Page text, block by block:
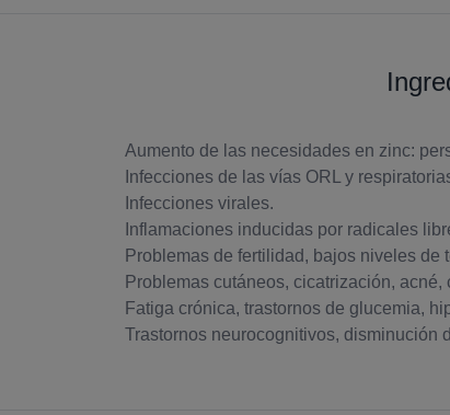
Aumento de las necesidades en zinc:
Infecciones de las vías ORL y
Infecciones virales.
Inflamaciones inducidas por radicales
Problemas de fertilidad, bajos niveles de
Problemas cutáneos, cicatrización, acné,
Fatiga crónica, trastornos de glucemia,
Trastornos neurocognitivos, disminución